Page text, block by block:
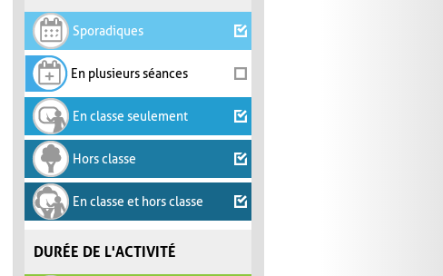
Sporadiques
En plusieurs séances
En classe seulement
Hors classe
En classe et hors classe
DURÉE DE L'ACTIVITÉ